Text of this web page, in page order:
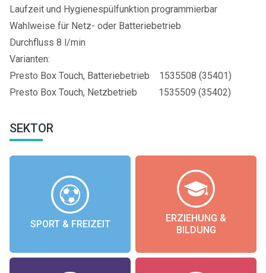
Laufzeit und Hygienespülfunktion programmierbar
Wahlweise für Netz- oder Batteriebetrieb
Durchfluss 8 l/min
Varianten:
Presto Box Touch, Batteriebetrieb 1535508 (35401)
Presto Box Touch, Netzbetrieb 1535509 (35402)
SEKTOR
SPORT & FREIZEIT
ERZIEHUNG &
BILDUNG